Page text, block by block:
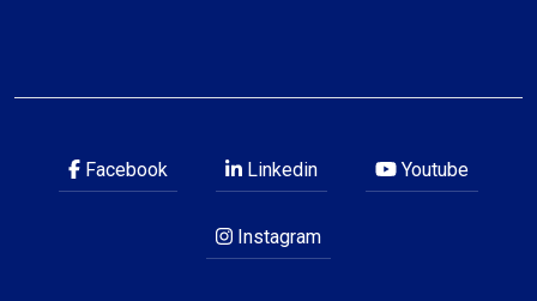
Facebook Linkedin Youtube
Instagram